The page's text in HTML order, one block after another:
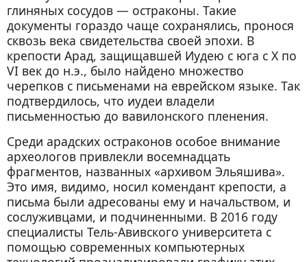
глиняных сосудов — остраконы. Такие
документы гораздо чаще сохранялись, пронося
сквозь века свидетельства своей эпохи. В
крепости Арад, защищавшей Иудею с юга с X по
VI век до н.э., было найдено множество
черепков с письменами на еврейском языке. Так
подтвердилось, что иудеи владели
письменностью до вавилонского пленения.
Среди арадских остраконов особое внимание
археологов привлекли восемнадцать
фрагментов, названных «архивом Эльяшива».
Это имя, видимо, носил комендант крепости, а
письма были адресованы ему и начальством, и
сослуживцами, и подчиненными. В 2016 году
специалисты Тель-Авивского университета с
помощью современных компьютерных